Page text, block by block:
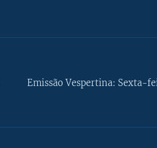
Emissão Vespertina: Sexta-